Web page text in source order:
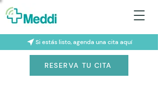
Si estás listo, agenda una cita aquí
RESERVA TU CITA